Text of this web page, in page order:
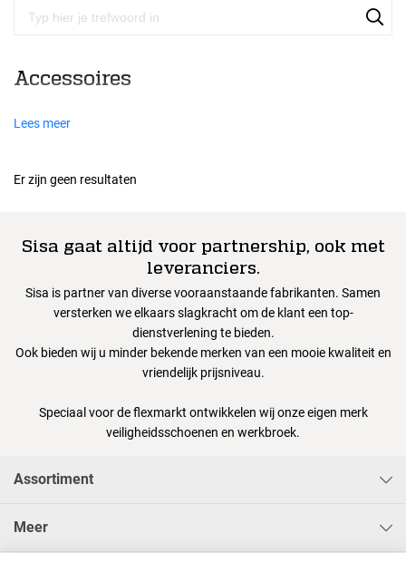
Accessoires
Lees meer
Er zijn geen resultaten
Sisa gaat altijd voor partnership, ook met
leveranciers.
Sisa is partner van diverse vooraanstaande fabrikanten. Samen
versterken we elkaars slagkracht om de klant een top-
dienstverlening te bieden.
Ook bieden wij u minder bekende merken van een mooie kwaliteit en
vriendelijk prijsniveau.
Speciaal voor de flexmarkt ontwikkelen wij onze eigen merk
veiligheidsschoenen en werkbroek.
Assortiment
Meer